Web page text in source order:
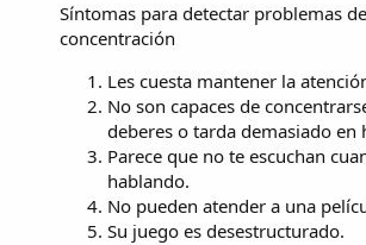
Síntomas para detectar problemas de
concentración
Les cuesta mantener la
No son capaces de
deberes o tarda demasiado en
Parece que no te escuchan
hablando.
No pueden atender a una
Su juego es desestructurado.